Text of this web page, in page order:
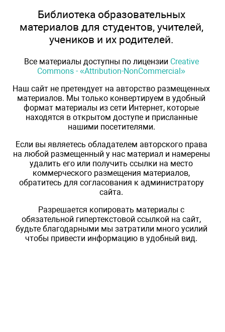
Библиотека образовательных
материалов для студентов, учителей,
учеников и их родителей.
Все материалы доступны по лицензии Creative
Commons - «Attribution-NonCommercial»
Наш сайт не претендует на авторство размещенных
материалов. Мы только конвертируем в удобный
формат материалы из сети Интернет, которые
находятся в открытом доступе и присланные
нашими посетителями.
Если вы являетесь обладателем авторского права
на любой размещенный у нас материал и намерены
удалить его или получить ссылки на место
коммерческого размещения материалов,
обратитесь для согласования к администратору
сайта.
Разрешается копировать материалы с
обязательной гипертекстовой ссылкой на сайт,
будьте благодарными мы затратили много усилий
чтобы привести информацию в удобный вид.